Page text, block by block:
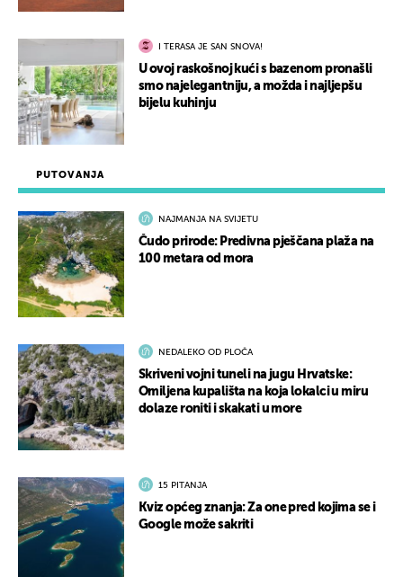
PUTOVANJA
NAJMANJA NA SVIJETU
Čudo prirode: Predivna pješčana plaža na
100 metara od mora
NEDALEKO OD PLOČA
Skriveni vojni tuneli na jugu Hrvatske:
Omiljena kupališta na koja lokalci u miru
dolaze roniti i skakati u more
15 PITANJA
Kviz općeg znanja: Za one pred kojima se i
Google može sakriti
I TERASA JE SAN SNOVA!
U ovoj raskošnoj kući s bazenom pronašli
smo najelegantniju, a možda i najljepšu
bijelu kuhinju